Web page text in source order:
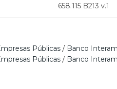
658.115 B213 v.1
Públicas / Banco
Públicas / Banco